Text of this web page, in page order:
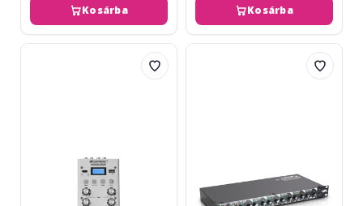
Kosárba Kosárba
Omnitronic
LD